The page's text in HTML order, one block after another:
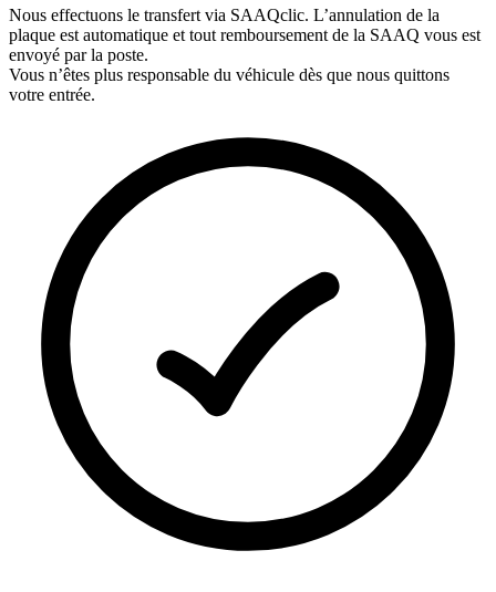
Nous effectuons le transfert via SAAQclic. L’annulation de la
plaque est automatique et tout remboursement de la SAAQ vous est
envoyé par la poste.
Vous n’êtes plus responsable du véhicule dès que nous quittons
votre entrée.